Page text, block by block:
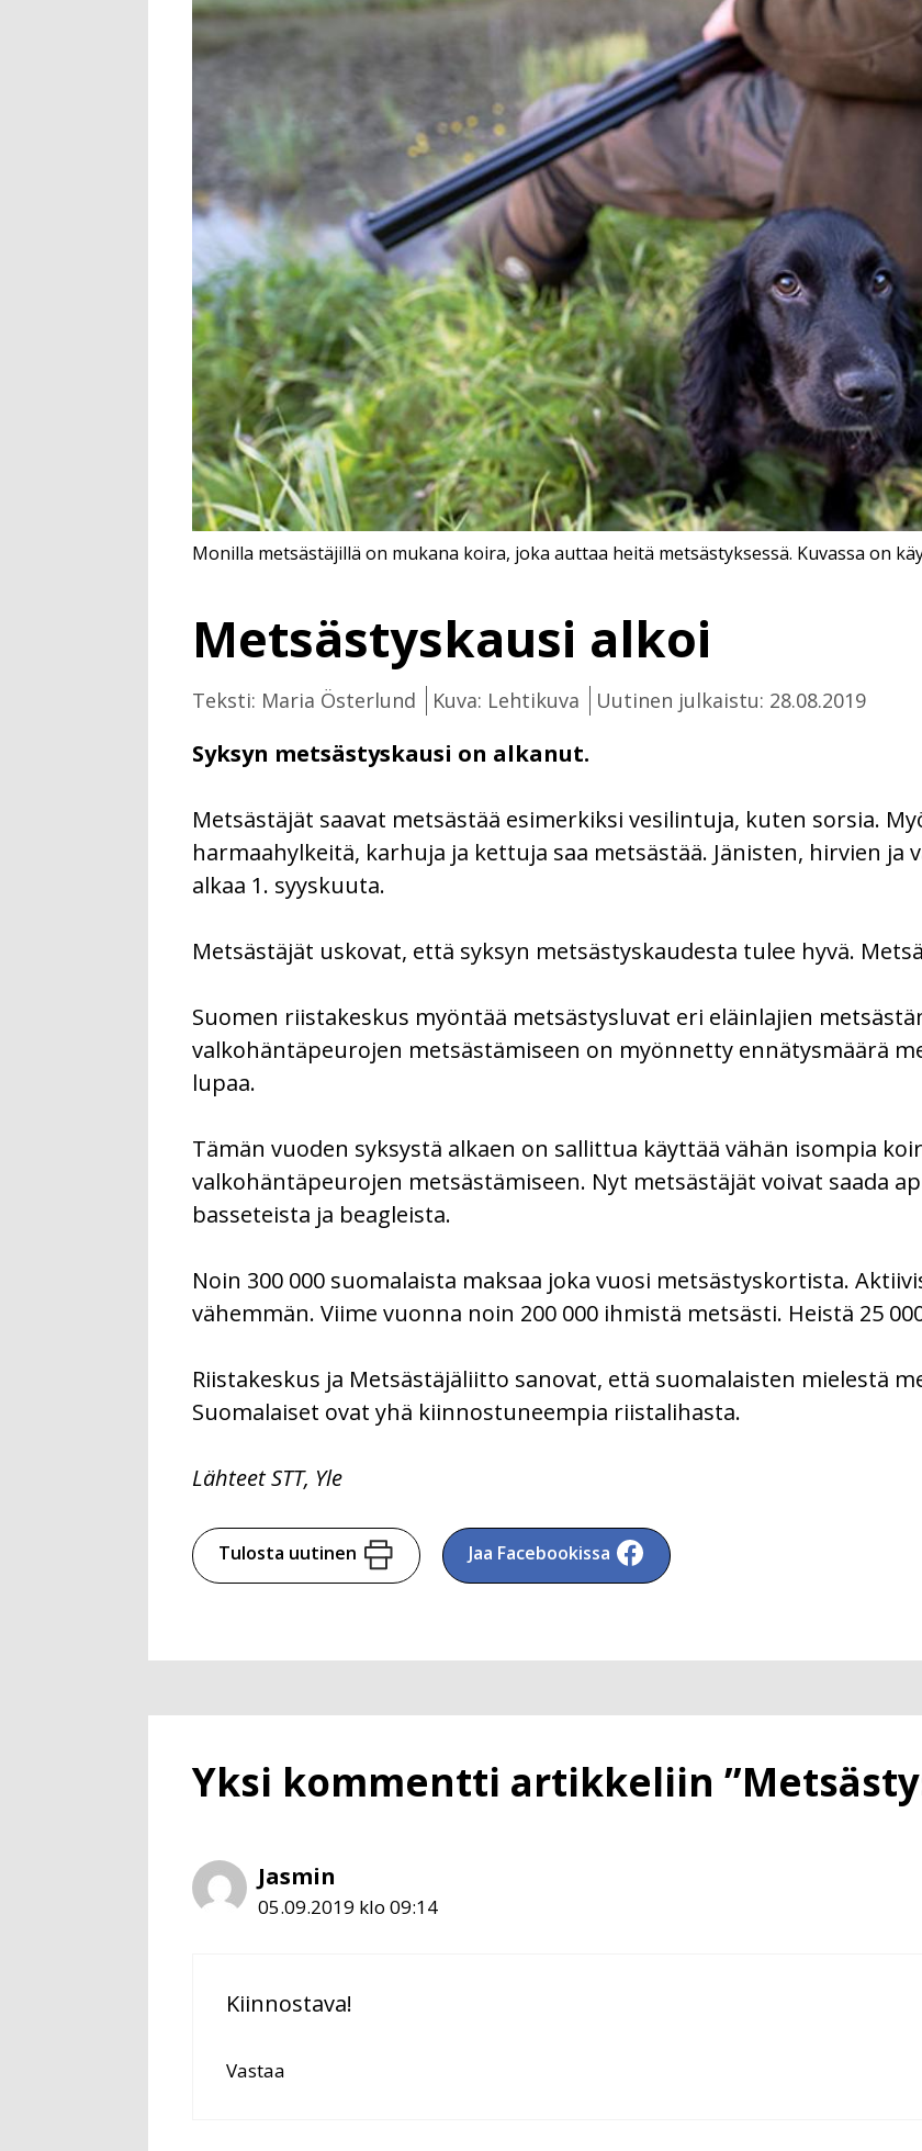
Metsästyskausi alkoi
Teksti: Maria Österlund Kuva: Lehtikuva Uutinen julkaistu: 28.08.2019
Syksyn metsästyskausi on alkanut.
Monilla metsästäjillä on mukana koira, joka auttaa heitä metsästyksessä. Kuvassa on
Metsästäjät saavat metsästää esimerkiksi vesilintuja, kuten sorsia.
harmaahylkeitä, karhuja ja kettuja saa metsästää. Jänisten, hirvien ja
alkaa 1. syyskuuta.
Metsästäjät uskovat, että syksyn metsästyskaudesta tulee hyvä.
Suomen riistakeskus myöntää metsästysluvat eri eläinlajien
valkohäntäpeurojen metsästämiseen on myönnetty ennätysmäärä
lupaa.
Tämän vuoden syksystä alkaen on sallittua käyttää vähän isompia
valkohäntäpeurojen metsästämiseen. Nyt metsästäjät voivat saada
basseteista ja beagleista.
Noin 300 000 suomalaista maksaa joka vuosi metsästyskortista.
vähemmän. Viime vuonna noin 200 000 ihmistä metsästi. Heistä 25
Riistakeskus ja Metsästäjäliitto sanovat, että suomalaisten mielestä
Suomalaiset ovat yhä kiinnostuneempia riistalihasta.
Lähteet STT, Yle
Tulosta uutinen Jaa Facebookissa
Yksi kommentti artikkeliin
Jasmin
05.09.2019 klo 09:14
Kiinnostava!
Vastaa